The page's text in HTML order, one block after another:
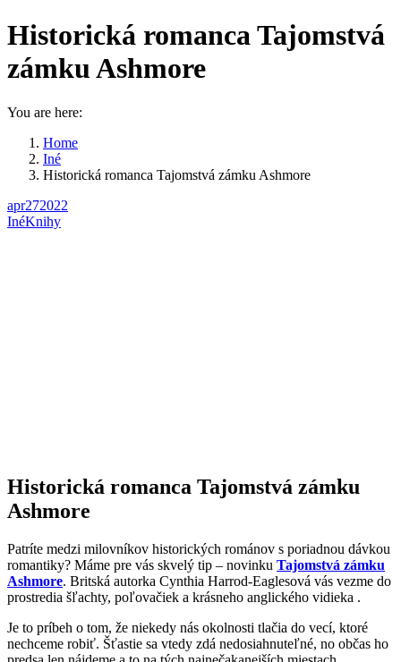
Historická romanca Tajomstvá
zámku Ashmore
You are here:
Home
Iné
Historická romanca Tajomstvá zámku Ashmore
apr272022
InéKnihy
Historická romanca Tajomstvá zámku
Ashmore
Patríte medzi milovníkov historických románov s poriadnou dávkou
romantiky? Máme pre vás skvelý tip – novinku Tajomstvá zámku
Ashmore. Britská autorka Cynthia Harrod-Eaglesová vás vezme do
prostredia šľachty, poľovačiek a krásneho anglického vidieka .
Je to príbeh o tom, že niekedy nás okolnosti tlačia do vecí, ktoré
nechceme robiť. Šťastie sa vtedy zdá nedosiahnuteľné, no občas ho